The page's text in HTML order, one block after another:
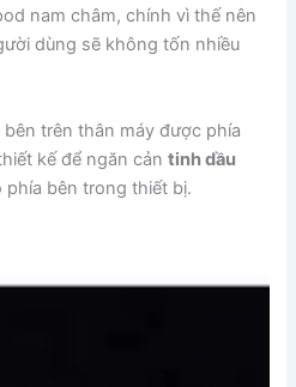
nam châm, chính vì thế nên
dùng sẽ không tốn nhiều
trên thân máy được phía
kế để ngăn cảntinh dầu
phía bên trong thiết bị.